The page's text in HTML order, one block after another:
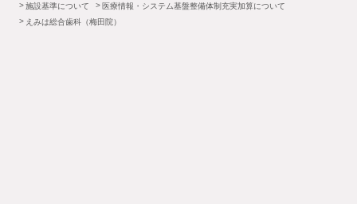
施設基準について
医療情報・システム基盤整備体制充実加算について
えみは総合歯科（梅田院）